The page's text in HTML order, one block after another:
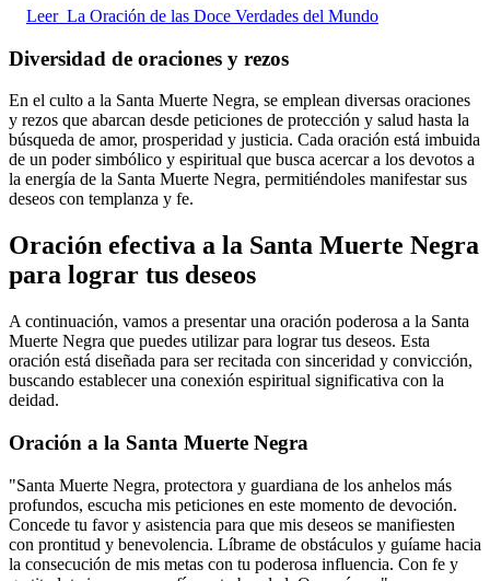
Leer La Oración de las Doce Verdades del Mundo
Diversidad de oraciones y rezos
En el culto a la Santa Muerte Negra, se emplean diversas oraciones
y rezos que abarcan desde peticiones de protección y salud hasta la
búsqueda de amor, prosperidad y justicia. Cada oración está imbuida
de un poder simbólico y espiritual que busca acercar a los devotos a
la energía de la Santa Muerte Negra, permitiéndoles manifestar sus
deseos con templanza y fe.
Oración efectiva a la Santa Muerte Negra
para lograr tus deseos
A continuación, vamos a presentar una oración poderosa a la Santa
Muerte Negra que puedes utilizar para lograr tus deseos. Esta
oración está diseñada para ser recitada con sinceridad y convicción,
buscando establecer una conexión espiritual significativa con la
deidad.
Oración a la Santa Muerte Negra
"Santa Muerte Negra, protectora y guardiana de los anhelos más
profundos, escucha mis peticiones en este momento de devoción.
Concede tu favor y asistencia para que mis deseos se manifiesten
con prontitud y benevolencia. Líbrame de obstáculos y guíame hacia
la consecución de mis metas con tu poderosa influencia. Con fe y